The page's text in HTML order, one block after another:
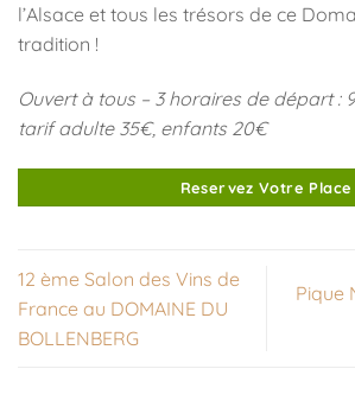
l’Alsace et tous les trésors de ce
tradition !
Ouvert à tous – 3 horaires de départ :
tarif adulte 35€, enfants 20€
Reservez Votre Place
12 ème Salon des Vins de
France au DOMAINE DU
BOLLENBERG
Pique